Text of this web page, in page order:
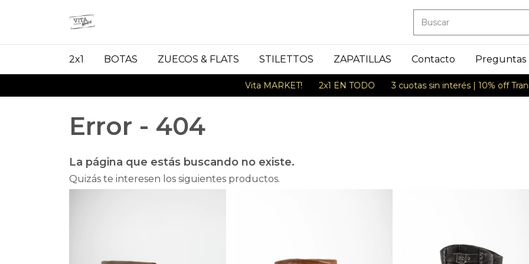
2x1 BOTAS ZUECOS & FLATS STILETTOS ZAPATILLAS Contacto Preguntas
Vita MARKET! 2x1 EN TODO 3 cuotas sin interés | 10% off Transferencia
Error - 404
La página que estás buscando no existe.
Quizás te interesen los siguientes productos.